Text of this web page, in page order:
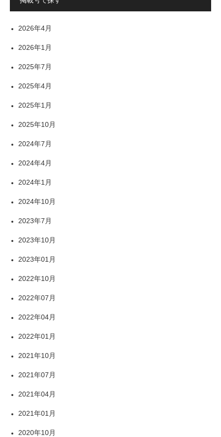
2026年4月
2026年1月
2025年7月
2025年4月
2025年1月
2025年10月
2024年7月
2024年4月
2024年1月
2024年10月
2023年7月
2023年10月
2023年01月
2022年10月
2022年07月
2022年04月
2022年01月
2021年10月
2021年07月
2021年04月
2021年01月
2020年10月